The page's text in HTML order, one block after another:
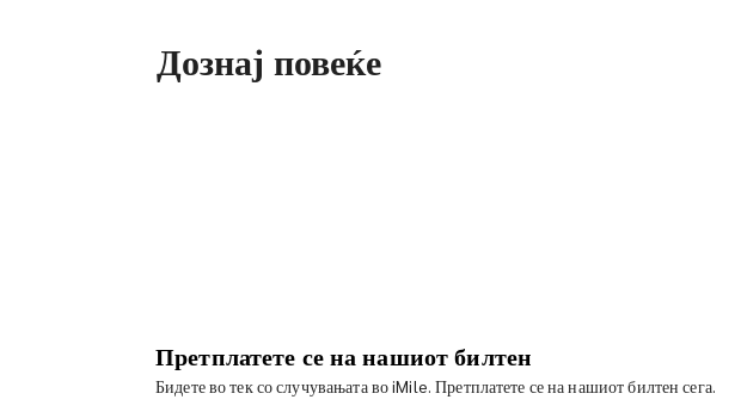
Дознај повеќе
Претплатете се на нашиот билтен
Бидете во тек со случувањата во iMile. Претплатете се на нашиот билтен сега.